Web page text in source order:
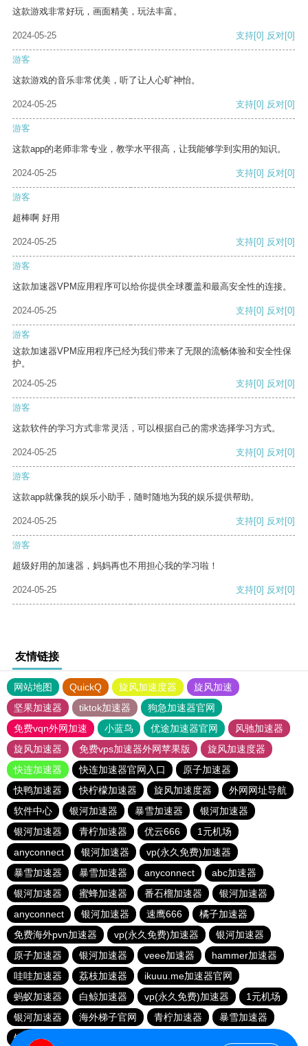
这款游戏非常好玩，画面精美，玩法丰富。
2024-05-25 支持[0] 反对[0]
游客
这款游戏的音乐非常优美，听了让人心旷神怡。
2024-05-25 支持[0] 反对[0]
游客
这款app的老师非常专业，教学水平很高，让我能够学到实用的知识。
2024-05-25 支持[0] 反对[0]
游客
超棒啊 好用
2024-05-25 支持[0] 反对[0]
游客
这款加速器VPM应用程序可以给你提供全球覆盖和最高安全性的连接。
2024-05-25 支持[0] 反对[0]
游客
这款加速器VPM应用程序已经为我们带来了无限的流畅体验和安全性保
护。
2024-05-25
支持[0] 反对[0]
游客
这款软件的学习方式非常灵活，可以根据自己的需求选择学习方式。
2024-05-25 支持[0] 反对[0]
游客
这款app就像我的娱乐小助手，随时随地为我的娱乐提供帮助。
2024-05-25 支持[0] 反对[0]
游客
超级好用的加速器，妈妈再也不用担心我的学习啦！
2024-05-25 支持[0] 反对[0]
友情链接
网站地图 QuickQ 旋风加速度器
旋风加速
坚果加速器
tiktok加速器
狗急加速器官网
免费vqn外网加速
小蓝鸟 优途加速器官网
风驰加速器
旋风加速器
免费vps加速器外网苹果版
旋风加速度器
快连加速器
快连加速器官网入口
原子加速器
快鸭加速器
快柠檬加速器 旋风加速度器
外网网址导航
软件中心
银河加速器 暴雪加速器
银河加速器
银河加速器
青柠加速器 优云666
1元机场
anyconnect
银河加速器
vp(永久免费)加速器
暴雪加速器
暴雪加速器 anyconnect
abc加速器
银河加速器
蜜蜂加速器 番石榴加速器
银河加速器
anyconnect
银河加速器 速鹰666
橘子加速器
免费海外pvn加速器
vp(永久免费)加速器
银河加速器
原子加速器
银河加速器 veee加速器
hammer加速器
哇哇加速器
荔枝加速器
ikuuu.me加速器官网
蚂蚁加速器
白鲸加速器 vp(永久免费)加速器
1元机场
银河加速器
海外梯子官网 青柠加速器
暴雪加速器
银河加速器